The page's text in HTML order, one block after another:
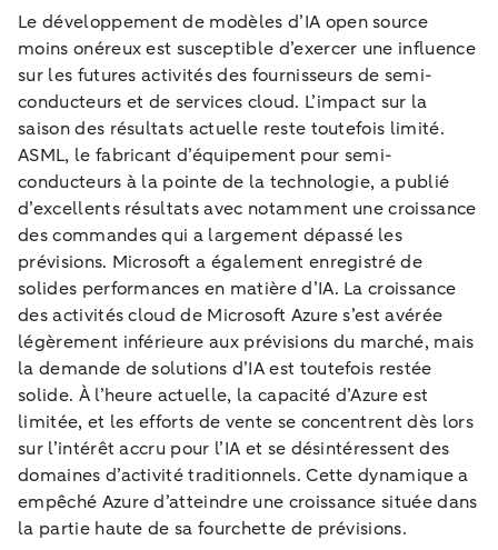
Le développement de modèles d’IA open source
moins onéreux est susceptible d’exercer une influence
sur les futures activités des fournisseurs de semi-
conducteurs et de services cloud. L’impact sur la
saison des résultats actuelle reste toutefois limité.
ASML, le fabricant d’équipement pour semi-
conducteurs à la pointe de la technologie, a publié
d’excellents résultats avec notamment une croissance
des commandes qui a largement dépassé les
prévisions. Microsoft a également enregistré de
solides performances en matière d’IA. La croissance
des activités cloud de Microsoft Azure s’est avérée
légèrement inférieure aux prévisions du marché, mais
la demande de solutions d’IA est toutefois restée
solide. À l’heure actuelle, la capacité d’Azure est
limitée, et les efforts de vente se concentrent dès lors
sur l’intérêt accru pour l’IA et se désintéressent des
domaines d’activité traditionnels. Cette dynamique a
empêché Azure d’atteindre une croissance située dans
la partie haute de sa fourchette de prévisions.